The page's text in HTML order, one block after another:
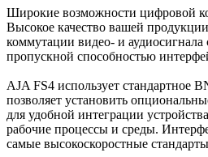
Широкие возможности цифровой
Высокое качество вашей
коммутации видео- и аудиосигнала
пропускной способностью
AJA FS4 использует стандартное
позволяет установить
для удобной интеграции
рабочие процессы и среды.
самые высокоскоростные